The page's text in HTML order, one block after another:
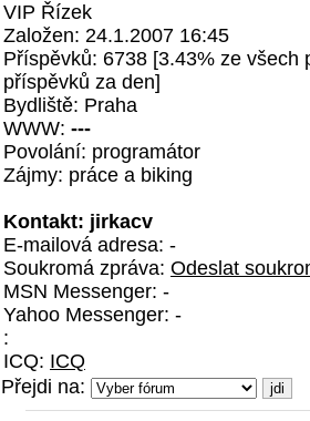
VIP Řízek
Založen: 24.1.2007 16:45
Příspěvků: 6738 [3.43% ze všech
příspěvků za den]
Bydliště: Praha
WWW: ---
Povolání: programátor
Zájmy: práce a biking
Kontakt: jirkacv
E-mailová adresa: -
Soukromá zpráva: Odeslat
MSN Messenger: -
Yahoo Messenger: -
:
ICQ: ICQ
Přejdi na: